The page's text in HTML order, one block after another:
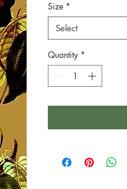
Size *
Select
Quantity *